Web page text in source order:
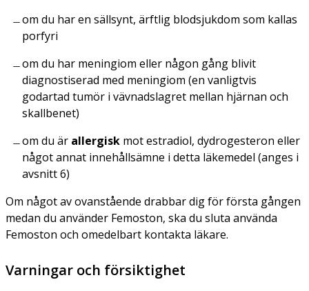
om du har en sällsynt, ärftlig blodsjukdom som kallas
porfyri
om du har meningiom eller någon gång blivit
diagnostiserad med meningiom (en vanligtvis
godartad tumör i vävnadslagret mellan hjärnan och
skallbenet)
om du är allergisk mot estradiol, dydrogesteron eller
något annat innehållsämne i detta läkemedel (anges i
avsnitt 6)
Om något av ovanstående drabbar dig för första gången
medan du använder Femoston, ska du sluta använda
Femoston och omedelbart kontakta läkare.
Varningar och försiktighet